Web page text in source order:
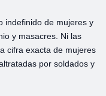
indefinido de mujeres y
y masacres. Ni las
cifra exacta de mujeres
por soldados y